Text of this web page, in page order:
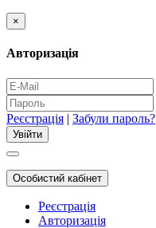
×
Авторизація
Реєстрація | Забули пароль?
Особистий кабінет
Реєстрація
Авторизація